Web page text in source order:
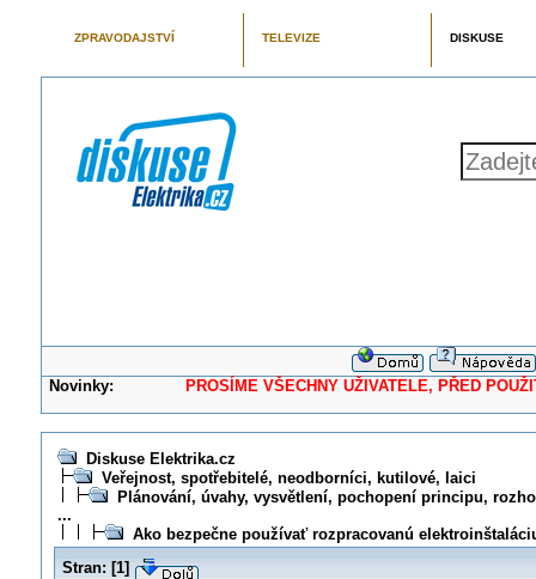
ZPRAVODAJSTVÍ TELEVIZE DISKUSE
Novinky: PROSÍME VŠECHNY UŽIVATELE, PŘED
Diskuse Elektrika.cz
Veřejnost, spotřebitelé, neodborníci, kutilové, laici
Plánování, úvahy, vysvětlení, pochopení principu,
...
Ako bezpečne používať rozpracovanú
Stran: [1]